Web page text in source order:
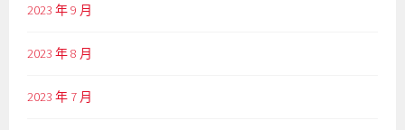
2023 年 9 月
2023 年 8 月
2023 年 7 月